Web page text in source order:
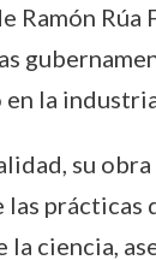
Ramón
la
su
las prácticas
la ciencia,